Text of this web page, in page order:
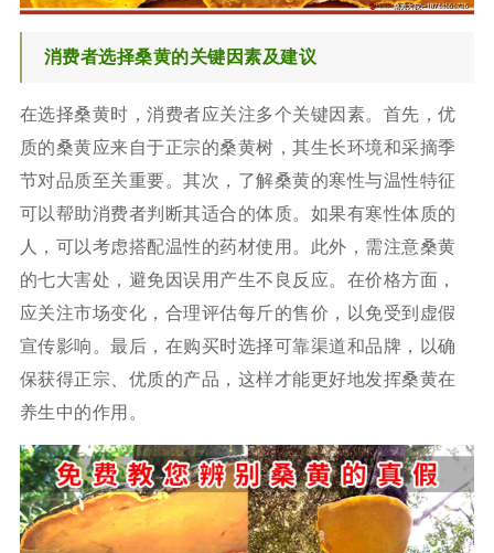
消费者选择桑黄的关键因素及建议
在选择桑黄时，消费者应关注多个关键因素。首先，优
质的桑黄应来自于正宗的桑黄树，其生长环境和采摘季
节对品质至关重要。其次，了解桑黄的寒性与温性特征
可以帮助消费者判断其适合的体质。如果有寒性体质的
人，可以考虑搭配温性的药材使用。此外，需注意桑黄
的七大害处，避免因误用产生不良反应。在价格方面，
应关注市场变化，合理评估每斤的售价，以免受到虚假
宣传影响。最后，在购买时选择可靠渠道和品牌，以确
保获得正宗、优质的产品，这样才能更好地发挥桑黄在
养生中的作用。